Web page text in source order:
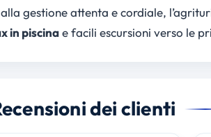
gestione attenta e cordiale,
in piscinae facili escursioni verso le
dei clienti